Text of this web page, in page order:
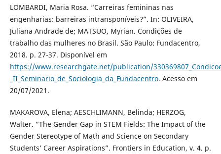
LOMBARDI, Maria Rosa. “Carreiras femininas nas
engenharias: barreiras intransponíveis?”. In: OLIVEIRA,
Juliana Andrade de; MATSUO, Myrian. Condições de
trabalho das mulheres no Brasil. São Paulo: Fundacentro,
2018. p. 27-37. Disponível em
https://www.researchgate.net/publication/
_II_Seminario_de_Sociologia_da_Fundacentro. Acesso em
20/07/2021.
MAKAROVA, Elena; AESCHLIMANN, Belinda; HERZOG,
Walter. “The Gender Gap in STEM Fields: The Impact of the
Gender Stereotype of Math and Science on Secondary
Students’ Career Aspirations”. Frontiers in Education, v. 4. p.